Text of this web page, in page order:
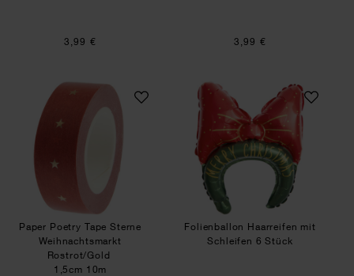
3,99 € 3,99 €
Paper Poetry Tape Sterne Weihnachtsmarkt
Paper Poetry Tape Sterne
Weihnachtsmarkt
Rostrot/Gold
1,5cm 10m
Folienballon
Folienballon Haarreifen mit
Schleifen 6 Stück